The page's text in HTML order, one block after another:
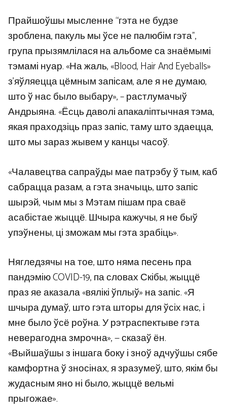
Прайшоўшы мысленне “гэта не будзе
зроблена, пакуль мы ўсе не палюбім гэта”,
група прызямлілася на альбоме са знаёмымі
тэмамі нуар. «На жаль, «Blood, Hair And Eyeballs»
з’яўляецца цёмным запісам, але я не думаю,
што ў нас было выбару», – растлумачыў
Андрыяна. «Ёсць даволі апакаліптычная тэма,
якая праходзіць праз запіс, таму што здаецца,
што мы зараз жывем у канцы часоў.
«Чалавецтва сапраўды мае патрэбу ў тым, каб
сабрацца разам, а гэта значыць, што запіс
шырэй, чым мы з Мэтам пішам пра сваё
асабістае жыццё. Шчыра кажучы, я не быў
упэўнены, ці зможам мы гэта зрабіць».
Нягледзячы на ​​тое, што няма песень пра
пандэмію COVID-19, па словах Скібы, жыццё
праз яе аказала «вялікі ўплыў» на запіс. «Я
шчыра думаў, што гэта шторы для ўсіх нас, і
мне было ўсё роўна. У рэтраспектыве гэта
неверагодна змрочна», — сказаў ён.
«Выйшаўшы з іншага боку і зноў адчуўшы сябе
камфортна ў зносінах, я зразумеў, што, якім бы
жудасным яно ні было, жыццё вельмі
прыгожае».